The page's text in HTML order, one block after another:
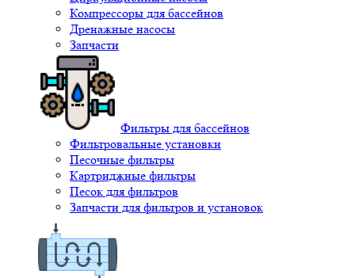
Компрессоры для бассейнов
Дренажные насосы
Запчасти
Фильтры для бассейнов
Фильтровальные установки
Песочные фильтры
Картриджные фильтры
Песок для фильтров
Запчасти для фильтров и установок